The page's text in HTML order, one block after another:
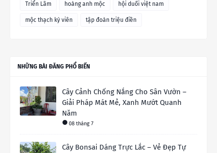
Triển Lãm hoàng anh mộc hội duối việt nam
mộc thạch kỳ viên tập đoàn triệu điền
NHỮNG BÀI ĐĂNG PHỔ BIẾN
Cây Cảnh Chống Nắng Cho Sân Vườn –
Giải Pháp Mát Mẻ, Xanh Mướt Quanh
Năm
08 tháng 7
Cây Bonsai Dáng Trực Lắc – Vẻ Đẹp Tự